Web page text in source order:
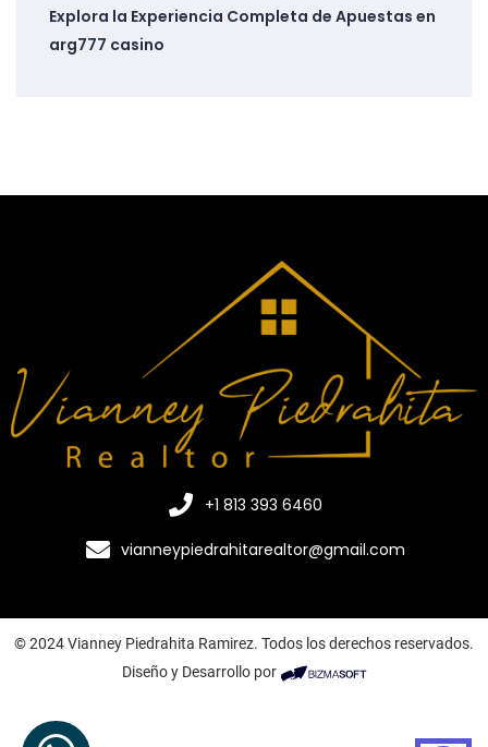
Explora la Experiencia Completa de Apuestas en
arg777 casino
+1 813 393 6460
vianneypiedrahitarealtor@gmail.com
© 2024 Vianney Piedrahita Ramirez. Todos los derechos reservados.
Diseño y Desarrollo por